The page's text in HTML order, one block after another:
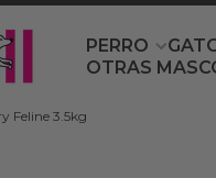
PERRO
OTRAS
Feline 3.5kg